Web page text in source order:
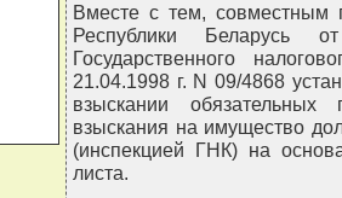
Вместе с тем, совместным
Республики
Государственного
21.04.1998 г. N 09/4868
взыскании
взыскания на имущество
(инспекцией ГНК) на
листа.